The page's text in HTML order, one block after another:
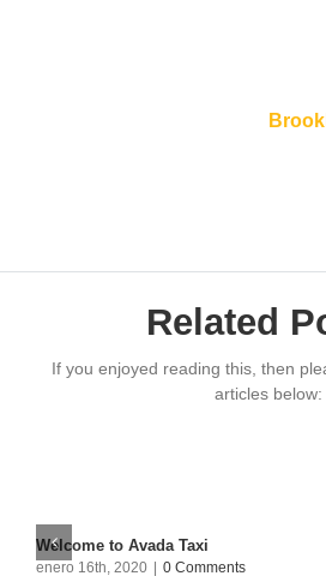
Related
If you enjoyed reading this, then
articles below:
Welcome to Avada Taxi
enero 16th, 2020 0 Comments